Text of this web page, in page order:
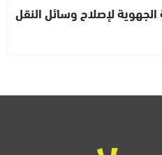
الجهوية لإصلاح وسائل النقل